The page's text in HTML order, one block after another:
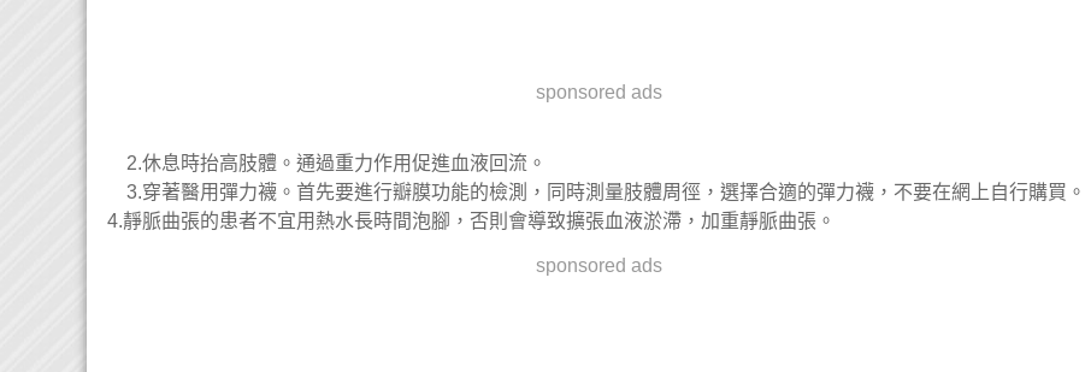
sponsored ads
2.休息時抬高肢體。通過重力作用促進血液回流。
3.穿著醫用彈力襪。首先要進行瓣膜功能的檢測，同時測量肢體周徑，選擇合適的彈力襪，不要在網上自行購買。
4.靜脈曲張的患者不宜用熱水長時間泡腳，否則會導致擴張血液淤滯，加重靜脈曲張。
sponsored ads